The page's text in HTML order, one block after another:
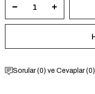
Sorular (0) ve Cevaplar (0)